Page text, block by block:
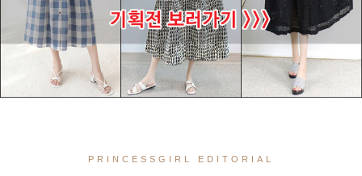
PRINCESSGIRL EDITORIAL